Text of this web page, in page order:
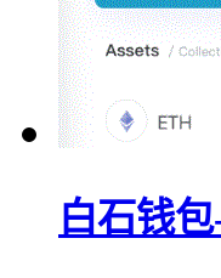
白石钱